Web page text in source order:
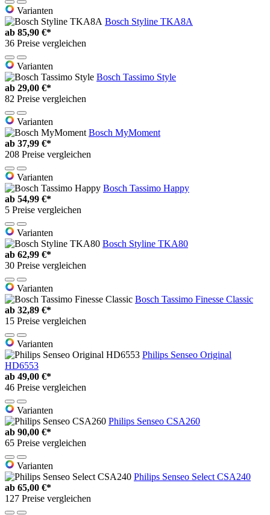
Varianten
Bosch Styline TKA8A
ab 85,90 €*
36 Preise vergleichen
Varianten
Bosch Tassimo Style
ab 29,00 €*
82 Preise vergleichen
Varianten
Bosch MyMoment
ab 37,99 €*
208 Preise vergleichen
Varianten
Bosch Tassimo Happy
ab 54,99 €*
5 Preise vergleichen
Varianten
Bosch Styline TKA80
ab 62,99 €*
30 Preise vergleichen
Varianten
Bosch Tassimo Finesse Classic
ab 32,89 €*
15 Preise vergleichen
Varianten
Philips Senseo Original
HD6553
ab 49,00 €*
46 Preise vergleichen
Varianten
Philips Senseo CSA260
ab 90,00 €*
65 Preise vergleichen
Varianten
Philips Senseo Select CSA240
ab 65,00 €*
127 Preise vergleichen